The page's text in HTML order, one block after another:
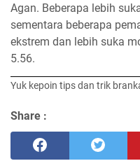
Agan. Beberapa lebih
sementara beberapa
ekstrem dan lebih suka
5.56.
Yuk kepoin tips dan trik
Share :